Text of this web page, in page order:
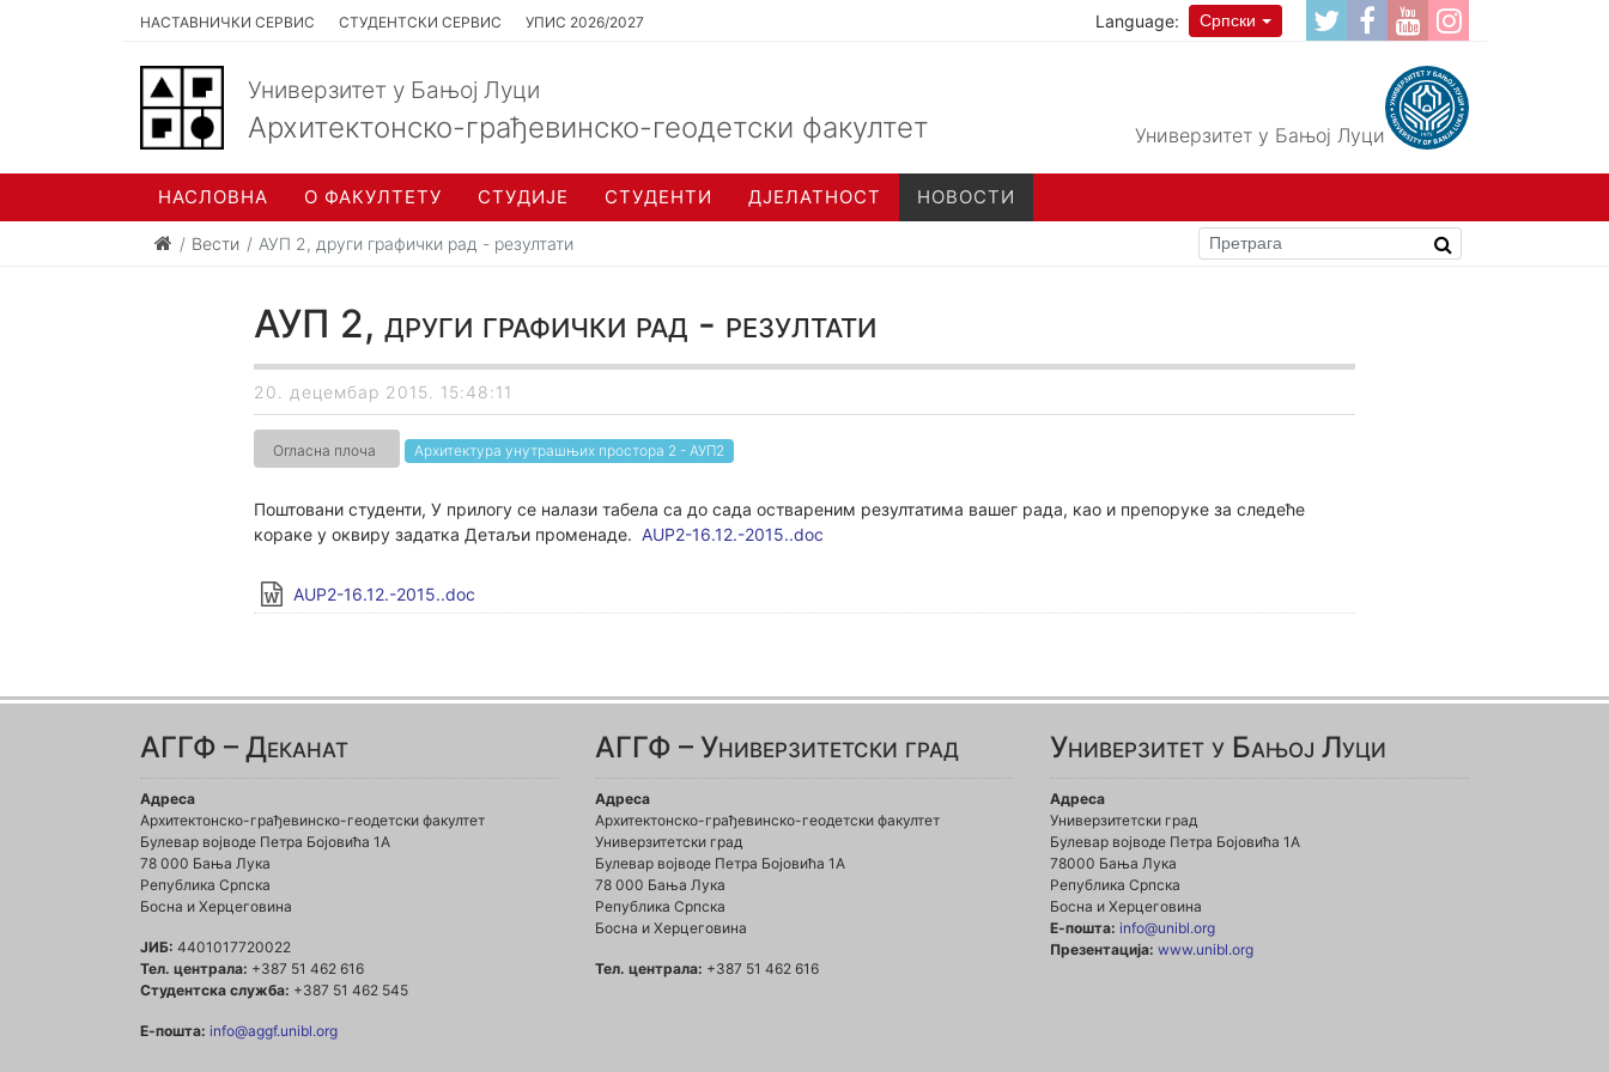
НАСТАВНИЧКИ СЕРВИС СТУДЕНТСКИ СЕРВИС УПИС 2026/2027 Language: Српски
Универзитет у Бањој Луци
Архитектонско-грађевинско-геодетски факултет Универзитет у Бањој Луци
НАСЛОВНА О ФАКУЛТЕТУ СТУДИЈЕ СТУДЕНТИ ДЈЕЛАТНОСТ НОВОСТИ
Вести АУП 2, други графички рад - резултати
АУП 2, други графички рад - резултати
20. децембар 2015. 15:48:11
Огласна плоча Архитектура унутрашњих простора 2 - АУП2
Поштовани студенти, У прилогу се налази табела са до сада оствареним резултатима вашег рада, као и препоруке за следеће
кораке у оквиру задатка Детаљи променаде. AUP2-16.12.-2015..doc
AUP2-16.12.-2015..doc
АГГФ – Деканат
Адреса
Архитектонско-грађевинско-геодетски факултет
Булевар војводе Петра Бојовића 1A
78 000 Бања Лука
Република Српска
Босна и Херцеговина
ЈИБ: 4401017720022
Тел. централа: +387 51 462 616
Студентска служба: +387 51 462 545
Е-пошта: info@aggf.unibl.org
АГГФ – Универзитетски град
Адреса
Архитектонско-грађевинско-геодетски факултет
Универзитетски град
Булевар војводе Петра Бојовића 1A
78 000 Бања Лука
Република Српска
Босна и Херцеговина
Тел. централа: +387 51 462 616
Универзитет у Бањој Луци
Адреса
Универзитетски град
Булевар војводе Петра Бојовића 1А
78000 Бања Лука
Република Српска
Босна и Херцеговина
Е-пошта: info@unibl.org
Презентација: www.unibl.org